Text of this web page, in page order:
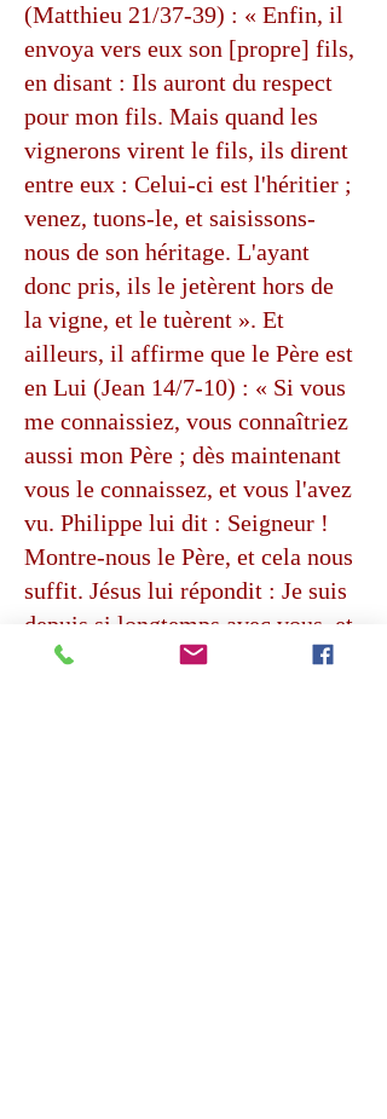
(Matthieu 21/37-39) : « Enfin, il
envoya vers eux son [propre] fils,
en disant : Ils auront du respect
pour mon fils. Mais quand les
vignerons virent le fils, ils dirent
entre eux : Celui-ci est l'héritier ;
venez, tuons-le, et saisissons-
nous de son héritage. L'ayant
donc pris, ils le jetèrent hors de
la vigne, et le tuèrent ». Et
ailleurs, il affirme que le Père est
en Lui (Jean 14/7-10) : « Si vous
me connaissiez, vous connaîtriez
aussi mon Père ; dès maintenant
vous le connaissez, et vous l'avez
vu. Philippe lui dit : Seigneur !
Montre-nous le Père, et cela nous
suffit. Jésus lui répondit : Je suis
depuis si longtemps avec vous, et
tu ne m'as point connu ? Philippe,